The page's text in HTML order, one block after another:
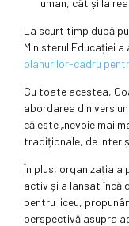
La scurt timp după
Ministerul Educației a
planurilor-cadru
Cu toate acestea,
abordarea din
că este „nevoie mai
tradiționale, de inter
În plus, organizația a
activ și a lansat încă
pentru liceu,
perspectivă asupra